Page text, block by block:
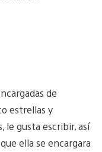
de
estrellas y
le gusta escribir, así
ella se encargara